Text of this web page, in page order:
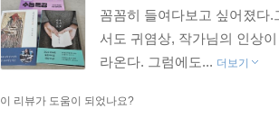
꼼꼼히 들여다보고 싶어졌다
서도 귀염상, 작가님의 인상
라온다. 그럼에도... 더보기
이 리뷰가 도움이 되었나요?